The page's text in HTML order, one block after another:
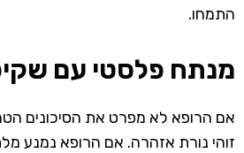
התמחו.
מנתח פלסטי עם
אם הרופא לא מפרט את הסיכונים
זוהי נורת אזהרה. אם הרופא נמנע